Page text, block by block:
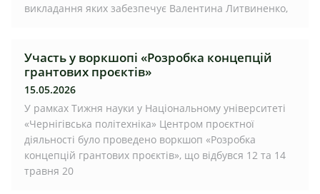
викладання яких забезпечує Валентина Литвиненко,
Участь у воркшопі «Розробка концепцій
грантових проєктів»
15.05.2026
У рамках Тижня науки у Національному університеті
«Чернігівська політехніка» Центром проєктної
діяльності було проведено воркшоп «Розробка
концепцій грантових проєктів», що відбувся 12 та 14
травня 20